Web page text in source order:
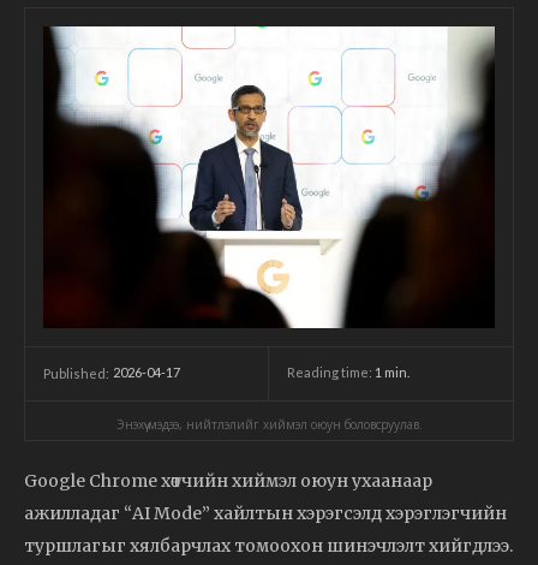
Published: 2026-04-17 Reading time: 1 min.
Энэхүү мэдээ, нийтлэлийг хиймэл оюун боловсруулав.
Google Chrome хөтчийн хиймэл оюун ухаанаар
ажилладаг “AI Mode” хайлтын хэрэгсэлд хэрэглэгчийн
туршлагыг хялбарчлах томоохон шинэчлэлт хийгдлээ.